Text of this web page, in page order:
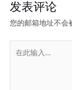
发表评论
您的邮箱地址不会